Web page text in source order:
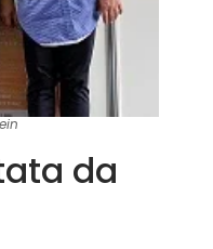
da